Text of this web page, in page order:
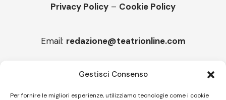
Gestisci Consenso
Per fornire le migliori esperienze, utilizziamo tecnologie come i cookie
Privacy Policy – Cookie Policy
Email: redazione@teatrionline.com